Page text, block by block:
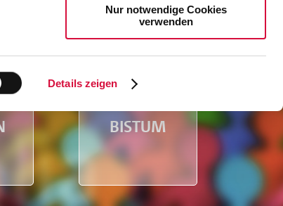
Details zeigen
Nur notwendige Cookies
verwenden
BISTUM